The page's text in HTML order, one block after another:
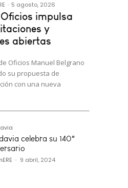
- 5 agosto, 2026
impulsa
y
abiertas
Oficios Manuel Belgrano
su propuesta de
con una nueva
celebra su 140°
- 9 abril, 2024